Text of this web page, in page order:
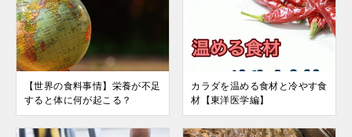
【世界の食料事情】栄養が不足
すると体に何が起こる？
カラダを温める食材と冷やす食
材【東洋医学編】